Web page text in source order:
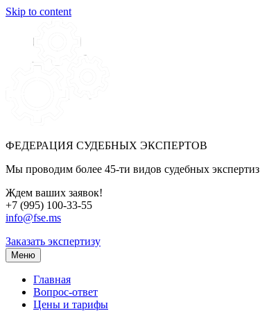
Skip to content
ФЕДЕРАЦИЯ СУДЕБНЫХ ЭКСПЕРТОВ
Мы проводим более 45-ти видов судебных экспертиз
Ждем ваших заявок!
+7 (995) 100-33-55
info@fse.ms
Заказать экспертизу
Меню
Главная
Вопрос-ответ
Цены и тарифы